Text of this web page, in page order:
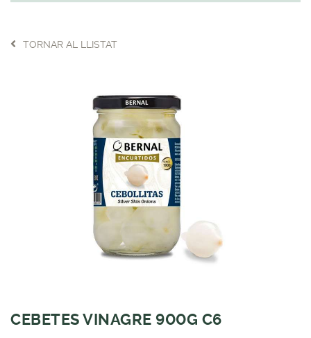
TORNAR AL LLISTAT
CEBETES VINAGRE 900G C6